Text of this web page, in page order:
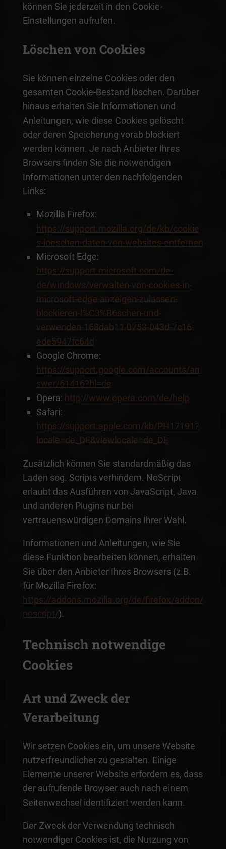
können Sie jederzeit in den Cookie-
Einstellungen aufrufen.
Löschen von Cookies
Sie können einzelne Cookies oder den
gesamten Cookie-Bestand löschen. Darüber
hinaus erhalten Sie Informationen und
Anleitungen, wie diese Cookies gelöscht
oder deren Speicherung vorab blockiert
werden können. Je nach Anbieter Ihres
Browsers finden Sie die notwendigen
Informationen unter den nachfolgenden
Links:
Mozilla Firefox:
https://support.mozilla.org/de/kb/cookie
s-loeschen-daten-von-websites-entfernen
Microsoft Edge:
https://support.microsoft.com/de-
de/windows/verwalten-von-cookies-in-
microsoft-edge-anzeigen-zulassen-
blockieren-l%C3%B6schen-und-
verwenden-168dab11-0753-043d-7c16-
ede5947fc64d
Google Chrome:
https://support.google.com/accounts/an
swer/61416?hl=de
Opera: http://www.opera.com/de/help
Safari:
https://support.apple.com/kb/PH17191?
locale=de_DE&viewlocale=de_DE
Zusätzlich können Sie standardmäßig das
Laden sog. Scripts verhindern. NoScript
erlaubt das Ausführen von JavaScript, Java
und anderen Plugins nur bei
vertrauenswürdigen Domains Ihrer Wahl.
Informationen und Anleitungen, wie Sie
diese Funktion bearbeiten können, erhalten
Sie über den Anbieter Ihres Browsers (z.B.
für Mozilla Firefox:
https://addons.mozilla.org/de/firefox/addon/
noscript/).
Technisch notwendige
Cookies
Art und Zweck der
Verarbeitung
Wir setzen Cookies ein, um unsere Website
nutzerfreundlicher zu gestalten. Einige
Elemente unserer Website erfordern es, dass
der aufrufende Browser auch nach einem
Seitenwechsel identifiziert werden kann.
Der Zweck der Verwendung technisch
notwendiger Cookies ist, die Nutzung von